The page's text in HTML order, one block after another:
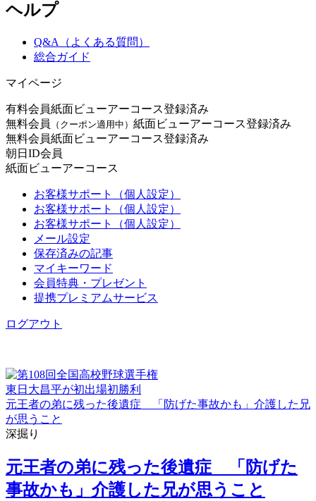
ヘルプ
Q&A（よくある質問）
総合ガイド
マイページ
有料会員紙面ビューアーコース登録済み
無料会員
（クーポン適用中） 紙面ビューアーコース登録済み
無料会員紙面ビューアーコース登録済み
朝日ID会員
紙面ビューアーコース
お客様サポート（個人設定）
お客様サポート（個人設定）
お客様サポート（個人設定）
メール設定
保存済みの記事
マイキーワード
会員特典・プレゼント
提携プレミアムサービス
ログアウト
東日大昌平が初出場初勝利
元王者の弟に残った後遺症 「防げた事故かも」介護した兄
が思うこと
深掘り
元王者の弟に残った後遺症 「防げた
事故かも」介護した兄が思うこと